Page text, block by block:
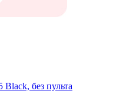
без пульта